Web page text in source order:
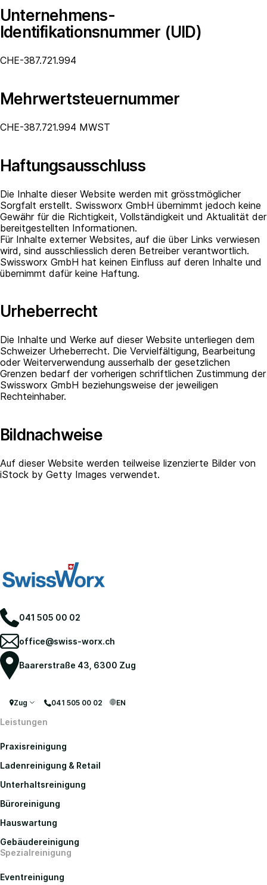
Unternehmens-
Identifikationsnummer (UID)
CHE-387.721.994
Mehrwertsteuernummer
CHE-387.721.994 MWST
Haftungsausschluss
Die Inhalte dieser Website werden mit grösstmöglicher
Sorgfalt erstellt. Swissworx GmbH übernimmt jedoch keine
Gewähr für die Richtigkeit, Vollständigkeit und Aktualität der
bereitgestellten Informationen.
Für Inhalte externer Websites, auf die über Links verwiesen
wird, sind ausschliesslich deren Betreiber verantwortlich.
Swissworx GmbH hat keinen Einfluss auf deren Inhalte und
übernimmt dafür keine Haftung.
Urheberrecht
Die Inhalte und Werke auf dieser Website unterliegen dem
Schweizer Urheberrecht. Die Vervielfältigung, Bearbeitung
oder Weiterverwendung ausserhalb der gesetzlichen
Grenzen bedarf der vorherigen schriftlichen Zustimmung der
Swissworx GmbH beziehungsweise der jeweiligen
Rechteinhaber.
Bildnachweise
Auf dieser Website werden teilweise lizenzierte Bilder von
iStock by Getty Images verwendet.
041 505 00 02
office@swiss-worx.ch
Baarerstraße 43, 6300 Zug
Zug 041 505 00 02 EN
Leistungen
Praxisreinigung
Ladenreinigung & Retail
Unterhaltsreinigung
Büroreinigung
Hauswartung
Gebäudereinigung
Spezialreinigung
Eventreinigung